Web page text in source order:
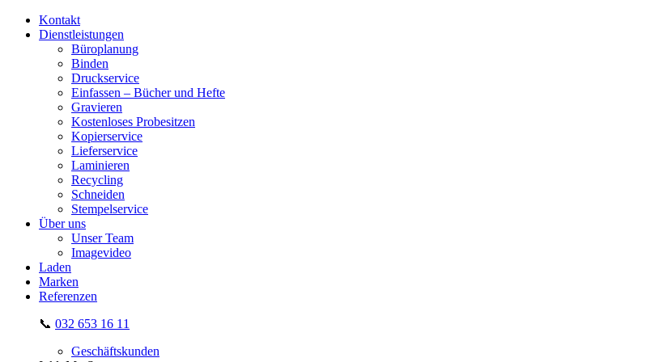
Kontakt
Dienstleistungen
Büroplanung
Binden
Druckservice
Einfassen – Bücher und Hefte
Gravieren
Kostenloses Probesitzen
Kopierservice
Lieferservice
Laminieren
Recycling
Schneiden
Stempelservice
Über uns
Unser Team
Imagevideo
Laden
Marken
Referenzen
📞 032 653 16 11
Geschäftskunden